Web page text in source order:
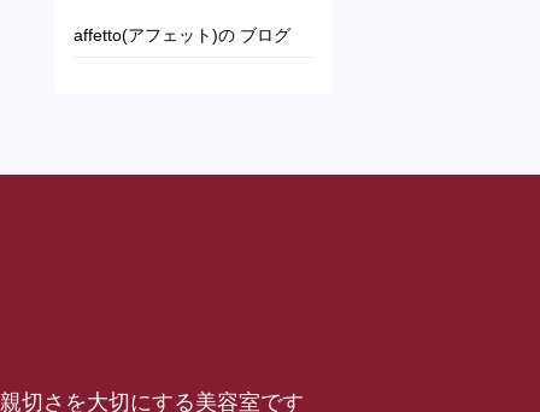
affetto(アフェット)の ブログ
切さを大切にする美容室です